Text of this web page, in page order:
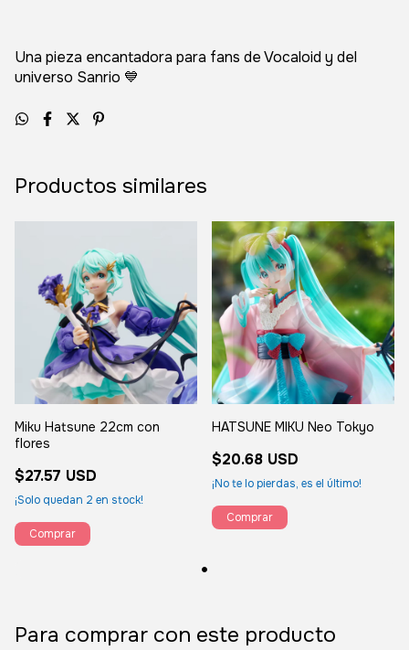
Una pieza encantadora para fans de Vocaloid y del
universo Sanrio 💙
Productos similares
Miku Hatsune 22cm con
flores
$27.57 USD
¡Solo quedan 2 en stock!
HATSUNE MIKU Neo Tokyo
$20.68 USD
¡No te lo pierdas, es el último!
Para comprar con este producto